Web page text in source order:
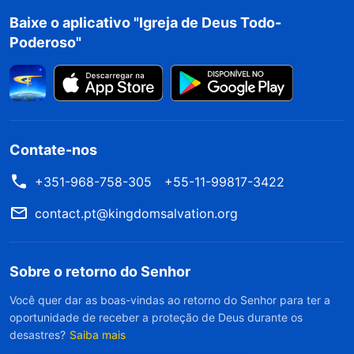
rapidamente diante de Deus e orei para pedir
Seu esclarecimento e orientação para que eu
pudesse conhecer meu estado.
Depois de uns dias, minha líder quis se reunir
comigo. Lemos uma passagem de um artigo das
entender o princípio de cada dever que cumpre,
não importa o que seja, e ser capaz de praticar a
verdade. Isso é o que significa ter princípios. Se
algo não estiver claro para você, se você não
tiver certeza sobre qual é a coisa apropriada a
se fazer, busque a comunhão para alcançar um
Baixe o aplicativo "Igreja de Deus Todo-
Poderoso"
Contate-nos
+351-968-758-305
+55-11-99817-3422
contact.pt@kingdomsalvation.org
Sobre o retorno do Senhor
Você quer dar as boas-vindas ao retorno do Senhor para ter a
oportunidade de receber a proteção de Deus durante os
desastres? Saiba mais